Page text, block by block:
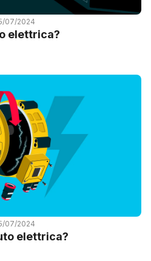
07/2024
elettrica?
07/2024
elettrica?